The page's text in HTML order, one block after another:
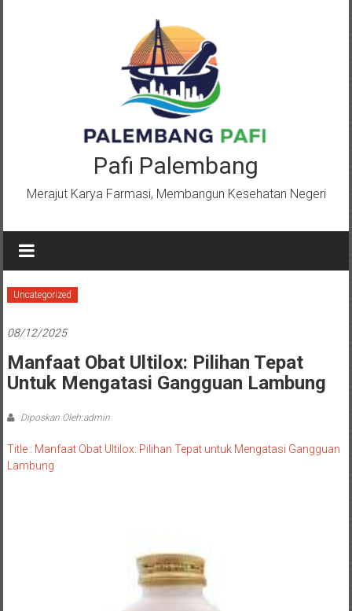
Pafi Palembang
Merajut Karya Farmasi, Membangun Kesehatan Negeri
Uncategorized
08/12/2025
Manfaat Obat Ultilox: Pilihan Tepat
Untuk Mengatasi Gangguan Lambung
Diposkan Oleh:admin
Title : Manfaat Obat Ultilox: Pilihan Tepat untuk Mengatasi Gangguan
Lambung